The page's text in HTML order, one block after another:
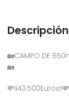
Descripción
🏡CAMPO DE
🏡
💸ii43.500Euros!!💸